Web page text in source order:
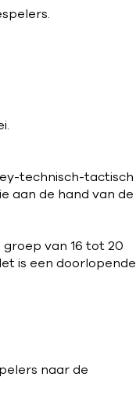
technisch-tactisch
aan de hand van de
van 16 tot 20
is een doorlopende
naar de